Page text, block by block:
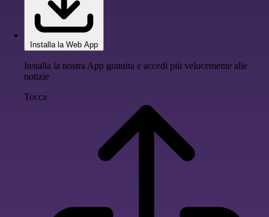
Installa la Web App
Installa la nostra App gratuita e accedi più velocemente alle
notizie
Tocca